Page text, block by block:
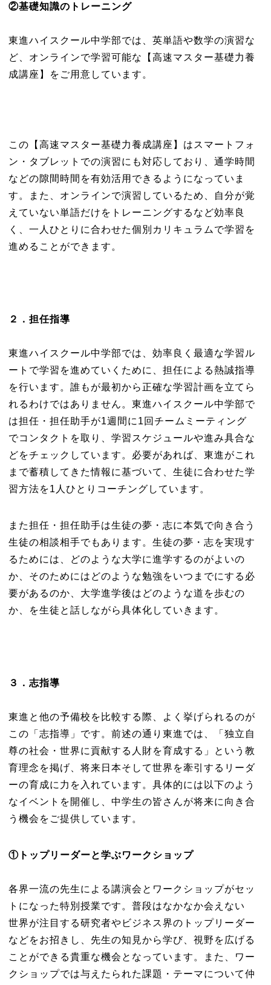
②基礎知識のトレーニング
東進ハイスクール中学部では、英単語や数学の演習な
ど、オンラインで学習可能な【高速マスター基礎力養
成講座】をご用意しています。
この【高速マスター基礎力養成講座】はスマートフォ
ン・タブレットでの演習にも対応しており、通学時間
などの隙間時間を有効活用できるようになっていま
す。また、オンラインで演習しているため、自分が覚
えていない単語だけをトレーニングするなど効率良
く、一人ひとりに合わせた個別カリキュラムで学習を
進めることができます。
２．担任指導
東進ハイスクール中学部では、効率良く最適な学習ル
ートで学習を進めていくために、担任による熱誠指導
を行います。誰もが最初から正確な学習計画を立てら
れるわけではありません。東進ハイスクール中学部で
は担任・担任助手が1週間に1回チームミーティング
でコンタクトを取り、学習スケジュールや進み具合な
どをチェックしています。必要があれば、東進がこれ
まで蓄積してきた情報に基づいて、生徒に合わせた学
習方法を1人ひとりコーチングしています。
また担任・担任助手は生徒の夢・志に本気で向き合う
生徒の相談相手でもあります。生徒の夢・志を実現す
るためには、どのような大学に進学するのがよいの
か、そのためにはどのような勉強をいつまでにする必
要があるのか、大学進学後はどのような道を歩むの
か、を生徒と話しながら具体化していきます。
３．志指導
東進と他の予備校を比較する際、よく挙げられるのが
この「志指導」です。前述の通り東進では、「独立自
尊の社会・世界に貢献する人財を育成する」という教
育理念を掲げ、将来日本そして世界を牽引するリーダ
ーの育成に力を入れています。具体的には以下のよう
なイベントを開催し、中学生の皆さんが将来に向き合
う機会をご提供しています。
①トップリーダーと学ぶワークショップ
各界一流の先生による講演会とワークショップがセッ
トになった特別授業です。普段はなかなか会えない
世界が注目する研究者やビジネス界のトップリーダー
などをお招きし、先生の知見から学び、視野を広げる
ことができる貴重な機会となっています。また、ワー
クショップでは与えたられた課題・テーマについて仲